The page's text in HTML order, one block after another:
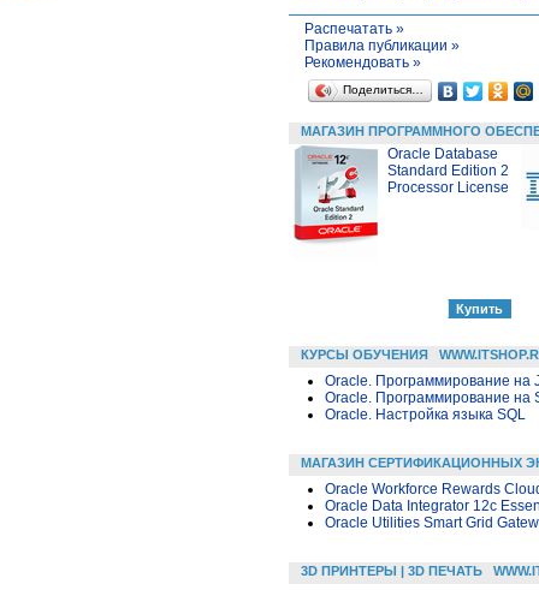
Распечатать »
Правила публикации »
Рекомендовать »
Поделиться…
МАГАЗИН ПРОГРАММНОГО
Oracle Database
Standard Edition 2
Processor License
КУРСЫ ОБУЧЕНИЯ
Oracle. Программирование на
Oracle. Программирование на
Oracle. Настройка языка SQL
МАГАЗИН СЕРТИФИКАЦИОННЫХ
Oracle Workforce Rewards
Oracle Data Integrator 12c
Oracle Utilities Smart Grid
3D ПРИНТЕРЫ | 3D ПЕЧАТЬ